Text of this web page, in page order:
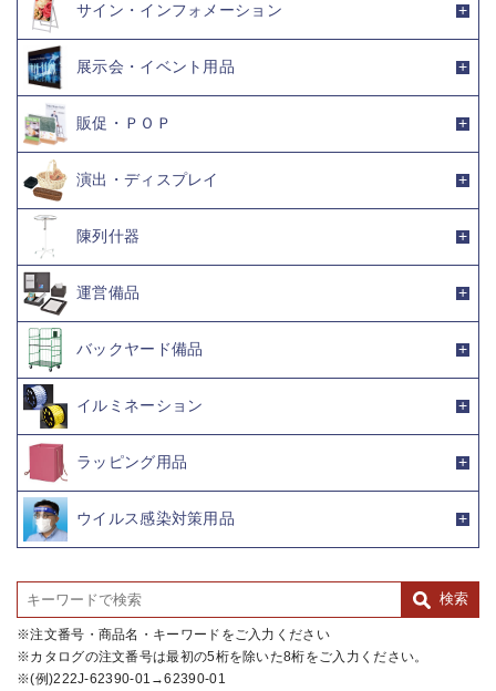
サイン・インフォメーション
展示会・イベント用品
販促・ＰＯＰ
演出・ディスプレイ
陳列什器
運営備品
バックヤード備品
イルミネーション
ラッピング用品
ウイルス感染対策用品
注文番号・商品名・キーワードをご入力ください
カタログの注文番号は最初の5桁を除いた8桁をご入力ください。
(例)222J-62390-01→62390-01